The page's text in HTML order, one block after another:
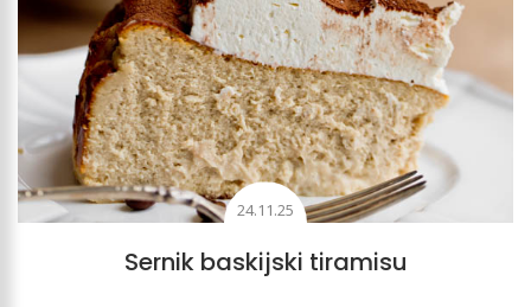
24.11.25
Sernik baskijski tiramisu